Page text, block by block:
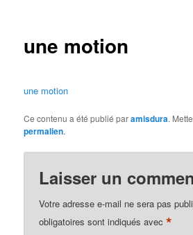
une motion
une motion
Ce contenu a été publié paramisdura.
permalien.
Laisser un
Votre adresse e-mail ne sera pas
obligatoires sont indiqués avec*